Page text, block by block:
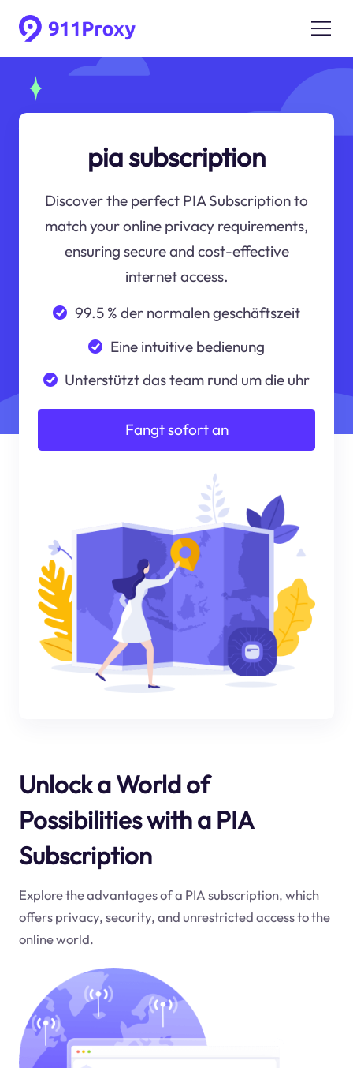
pia subscription
Discover the perfect PIA Subscription to
match your online privacy requirements,
ensuring secure and cost-effective
internet access.
99.5 % der normalen geschäftszeit
Eine intuitive bedienung
Unterstützt das team rund um die uhr
Fangt sofort an
Unlock a World of
Possibilities with a PIA
Subscription
Explore the advantages of a PIA subscription, which
offers privacy, security, and unrestricted access to the
online world.